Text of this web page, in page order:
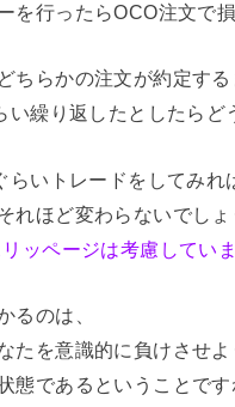
を行ったらOCO注文で
ちらかの注文が約定する
い繰り返したとしたらど
らいトレードをしてみれ
れほど変わらないでしょ
ッページは考慮してい
るのは、
たを意識的に負けさせよ
態であるということです